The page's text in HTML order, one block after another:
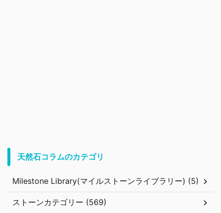
天然石コラムのカテゴリ
Milestone Library(マイルストーンライブラリー) (5)
ストーンカテゴリー (569)